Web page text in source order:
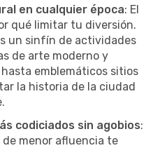
en cualquier época: El
qué limitar tu diversión.
un sinfín de actividades
de arte moderno y
emblemáticos sitios
la historia de la ciudad
codiciados sin agobios:
menor afluencia te